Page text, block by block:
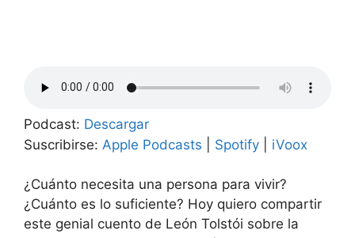
Podcast: Descargar
Suscribirse: Apple Podcasts Spotify iVoox
¿Cuánto necesita una persona para vivir?
¿Cuánto es lo suficiente? Hoy quiero compartir
este genial cuento de León Tolstói sobre la